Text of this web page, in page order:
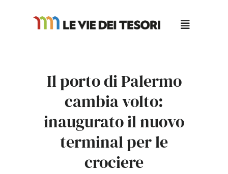
Il porto di Palermo
cambia volto:
inaugurato il nuovo
terminal per le
crociere